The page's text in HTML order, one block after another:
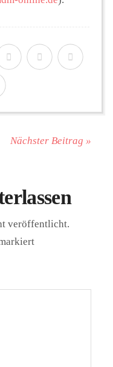
Nächster Beitrag »
veröffentlicht.